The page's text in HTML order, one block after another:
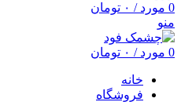
0 مورد / ۰ تومان
منو
0 مورد / ۰ تومان
خانه
فروشگاه